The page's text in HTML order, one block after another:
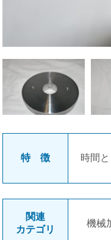
特 徴 時間
関連
カテゴリ
機械